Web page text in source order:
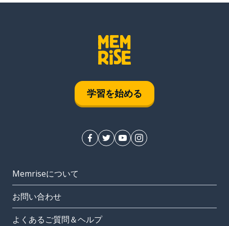
学習を始める
Memriseについて
お問い合わせ
よくあるご質問＆ヘルプ